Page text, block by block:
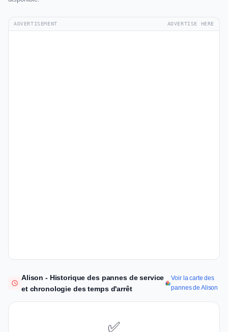
ADVERTISEMENT ADVERTISE HERE
Alison - Historique des pannes de service
et chronologie des temps d'arrêt
Voir la carte des
pannes de Alison
✅